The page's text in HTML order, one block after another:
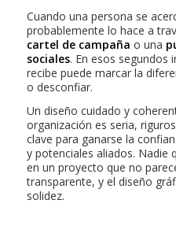
Cuando una persona se
probablemente lo hace a
cartel de campaña o una
sociales. En esos segundos
recibe puede marcar la
o desconfiar.
Un diseño cuidado y
organización es seria,
clave para ganarse la
y potenciales aliados. Nadie
en un proyecto que no
transparente, y el diseño
solidez.